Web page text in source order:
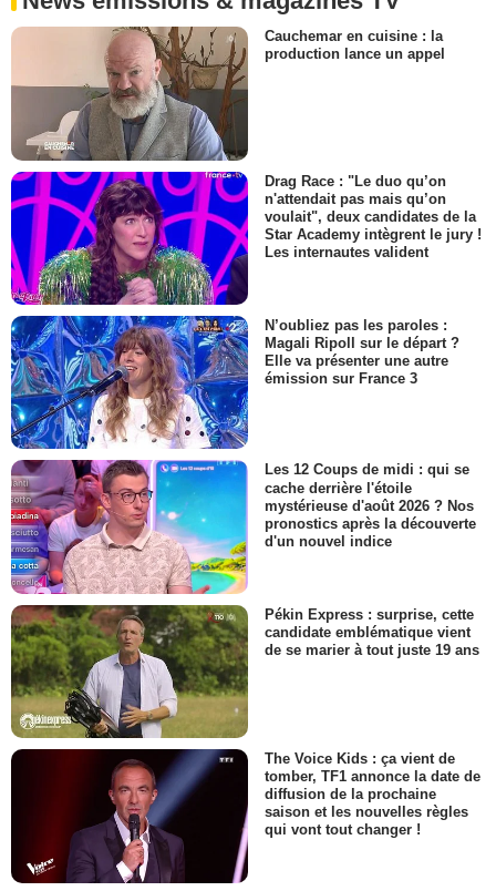
Cauchemar en cuisine : la
production lance un appel
Drag Race : "Le duo qu’on
n'attendait pas mais qu’on
voulait", deux candidates de la
Star Academy intègrent le jury !
Les internautes valident
N’oubliez pas les paroles :
Magali Ripoll sur le départ ?
Elle va présenter une autre
émission sur France 3
Les 12 Coups de midi : qui se
cache derrière l'étoile
mystérieuse d'août 2026 ? Nos
pronostics après la découverte
d'un nouvel indice
Pékin Express : surprise, cette
candidate emblématique vient
de se marier à tout juste 19 ans
The Voice Kids : ça vient de
tomber, TF1 annonce la date de
diffusion de la prochaine
saison et les nouvelles règles
qui vont tout changer !